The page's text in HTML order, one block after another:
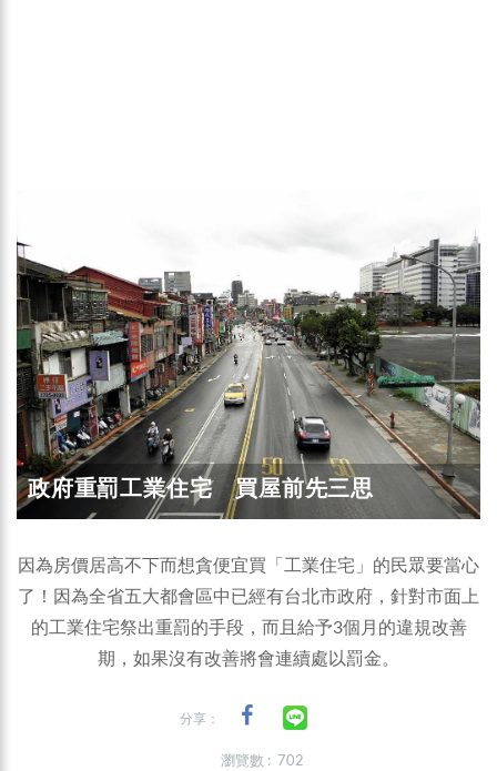
政府重罰工業住宅 買屋前先三思
因為房價居高不下而想貪便宜買「工業住宅」的民眾要當心
了！因為全省五大都會區中已經有台北市政府，針對市面上
的工業住宅祭出重罰的手段，而且給予3個月的違規改善
期，如果沒有改善將會連續處以罰金。
分享：
瀏覽數 : 702